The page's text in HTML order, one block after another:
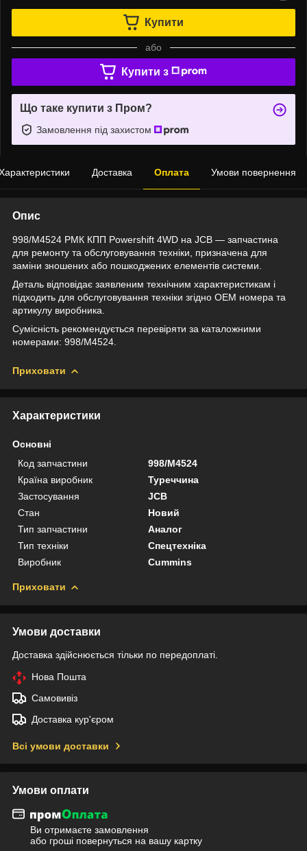
Купити
або
Купити з
Що таке купити з Пром?
Замовлення під захистом
Доставка Оплата Умови повернення
Опис
998/M4524 РМК КПП Powershift 4WD на JCB — запчастина
для ремонту та обслуговування техніки, призначена для
заміни зношених або пошкоджених елементів системи.
Деталь відповідає заявленим технічним характеристикам і
підходить для обслуговування техніки згідно OEM номера та
артикулу виробника.
Сумісність рекомендується перевіряти за каталожними
номерами: 998/M4524.
Приховати
Характеристики
Основні
Код запчастини
998/M4524
Країна виробник
Туреччина
Застосування
JCB
Стан
Новий
Тип запчастини
Аналог
Тип техніки
Спецтехніка
Виробник
Cummins
Приховати
Умови доставки
Доставка здійснюється тільки по передоплаті.
Нова Пошта
Самовивіз
Доставка кур'єром
Всі умови доставки
Умови оплати
Ви отримаєте замовлення
або гроші повернуться на вашу картку